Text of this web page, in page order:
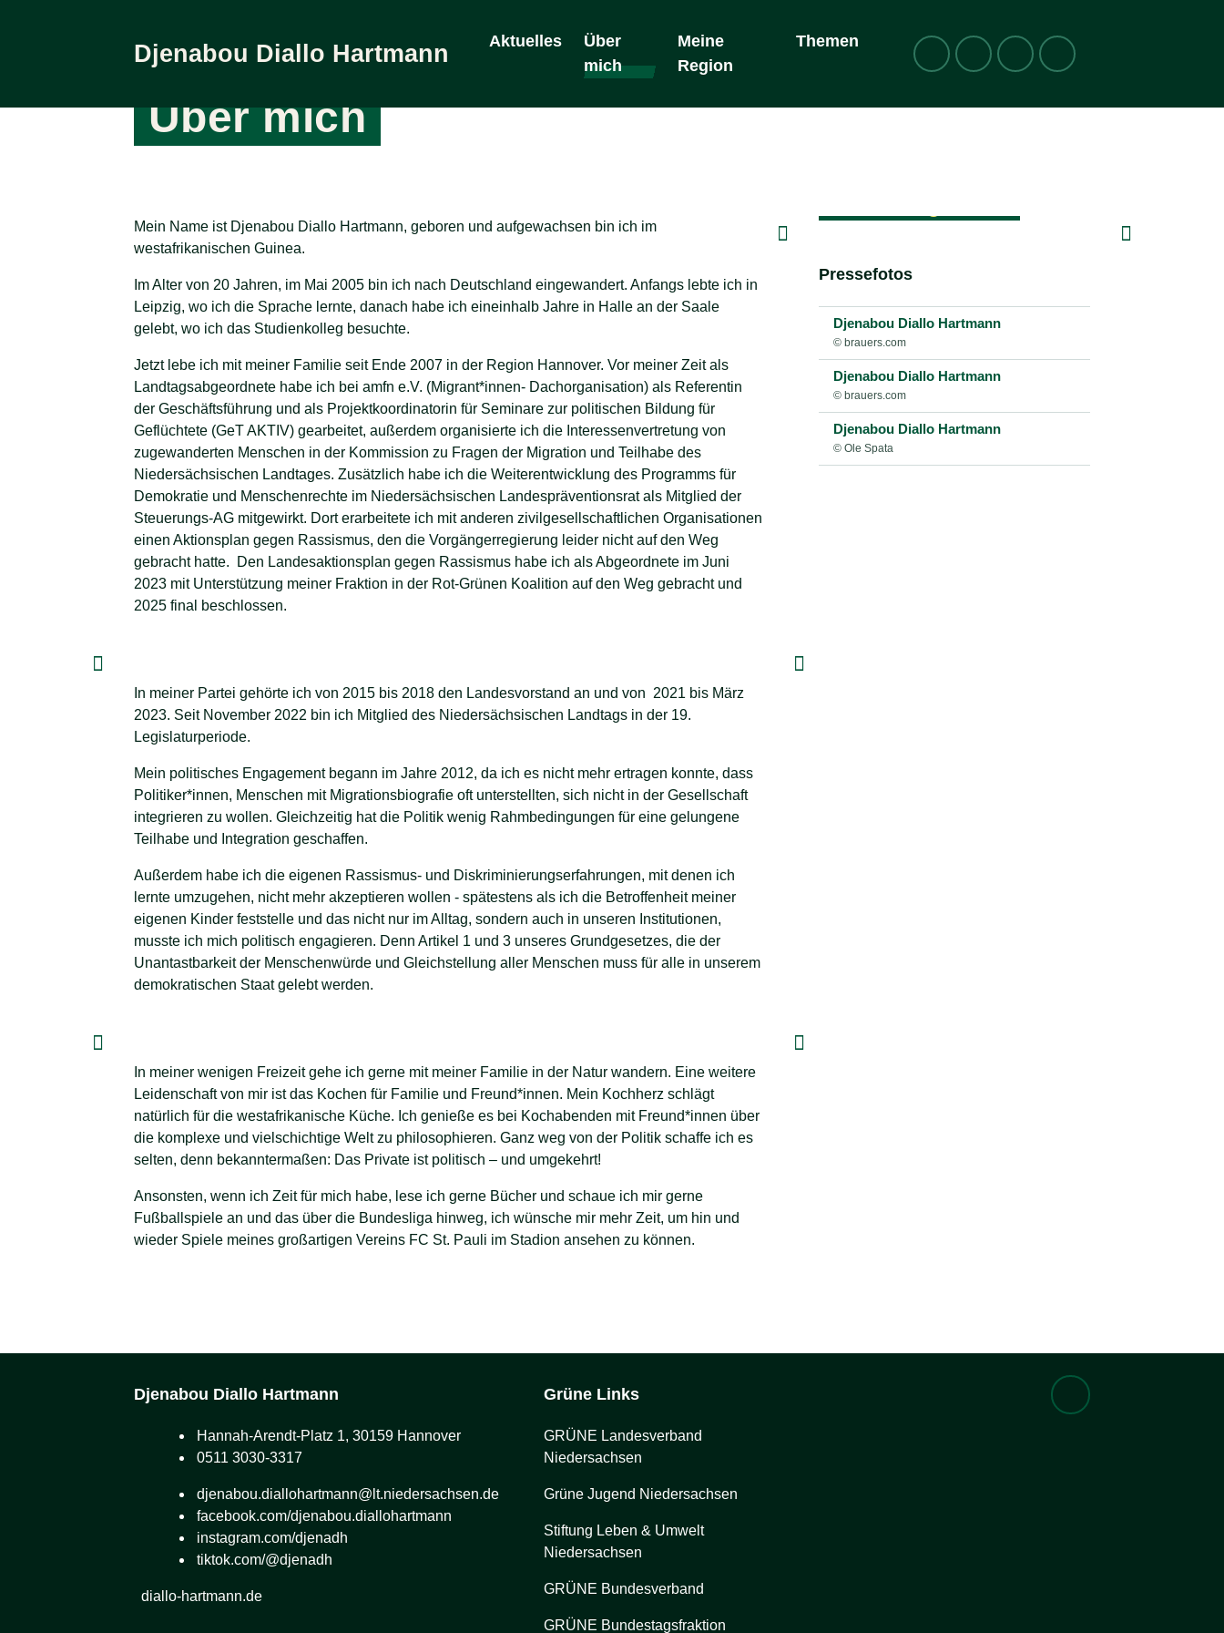
Zum Inhalt
Djenabou Diallo Hartmann Aktuelles
Über
mich
Meine
Region
Themen
KontaktDjenabou Diallo Hartmann bei
Djenabou Diallo Hartmann
Djenabou Diallo
Diallo Hartmann Über mich
Über mich
Mein Name ist Djenabou Diallo Hartmann, geboren und aufgewachsen bin ich im
westafrikanischen Guinea.
Im Alter von 20 Jahren, im Mai 2005 bin ich nach Deutschland eingewandert. Anfangs lebte ich in
Leipzig, wo ich die Sprache lernte, danach habe ich eineinhalb Jahre in Halle an der Saale
gelebt, wo ich das Studienkolleg besuchte.
Jetzt lebe ich mit meiner Familie seit Ende 2007 in der Region Hannover. Vor meiner Zeit als
Landtagsabgeordnete habe ich bei amfn e.V. (Migrant*innen- Dachorganisation) als Referentin
der Geschäftsführung und als Projektkoordinatorin für Seminare zur politischen Bildung für
Geflüchtete (GeT AKTIV) gearbeitet, außerdem organisierte ich die Interessenvertretung von
zugewanderten Menschen in der Kommission zu Fragen der Migration und Teilhabe des
Niedersächsischen Landtages. Zusätzlich habe ich die Weiterentwicklung des Programms für
Demokratie und Menschenrechte im Niedersächsischen Landespräventionsrat als Mitglied der
Steuerungs-AG mitgewirkt. Dort erarbeitete ich mit anderen zivilgesellschaftlichen Organisationen
einen Aktionsplan gegen Rassismus, den die Vorgängerregierung leider nicht auf den Weg
gebracht hatte. Den Landesaktionsplan gegen Rassismus habe ich als Abgeordnete im Juni
2023 mit Unterstützung meiner Fraktion in der Rot-Grünen Koalition auf den Weg gebracht und
2025 final beschlossen.
In meiner Partei gehörte ich von 2015 bis 2018 den Landesvorstand an und von 2021 bis März
2023. Seit November 2022 bin ich Mitglied des Niedersächsischen Landtags in der 19.
Legislaturperiode.
Mein politisches Engagement begann im Jahre 2012, da ich es nicht mehr ertragen konnte, dass
Politiker*innen, Menschen mit Migrationsbiografie oft unterstellten, sich nicht in der Gesellschaft
integrieren zu wollen. Gleichzeitig hat die Politik wenig Rahmbedingungen für eine gelungene
Teilhabe und Integration geschaffen.
Außerdem habe ich die eigenen Rassismus- und Diskriminierungserfahrungen, mit denen ich
lernte umzugehen, nicht mehr akzeptieren wollen - spätestens als ich die Betroffenheit meiner
eigenen Kinder feststelle und das nicht nur im Alltag, sondern auch in unseren Institutionen,
musste ich mich politisch engagieren. Denn Artikel 1 und 3 unseres Grundgesetzes, die der
Unantastbarkeit der Menschenwürde und Gleichstellung aller Menschen muss für alle in unserem
demokratischen Staat gelebt werden.
In meiner wenigen Freizeit gehe ich gerne mit meiner Familie in der Natur wandern. Eine weitere
Leidenschaft von mir ist das Kochen für Familie und Freund*innen. Mein Kochherz schlägt
natürlich für die westafrikanische Küche. Ich genieße es bei Kochabenden mit Freund*innen über
die komplexe und vielschichtige Welt zu philosophieren. Ganz weg von der Politik schaffe ich es
selten, denn bekanntermaßen: Das Private ist politisch – und umgekehrt!
Ansonsten, wenn ich Zeit für mich habe, lese ich gerne Bücher und schaue ich mir gerne
Fußballspiele an und das über die Bundesliga hinweg, ich wünsche mir mehr Zeit, um hin und
wieder Spiele meines großartigen Vereins FC St. Pauli im Stadion ansehen zu können.
Pressefotos
Djenabou Diallo Hartmann
© brauers.com
Djenabou Diallo Hartmann
© brauers.com
Djenabou Diallo Hartmann
© Ole Spata
Djenabou Diallo Hartmann
Hannah-Arendt-Platz 1, 30159 Hannover
0511 3030-3317
djenabou.diallohartmann@lt.niedersachsen.de
facebook.com/djenabou.diallohartmann
instagram.com/djenadh
tiktok.com/@djenadh
diallo-hartmann.de
Grüne Links
GRÜNE Landesverband
Niedersachsen
Grüne Jugend Niedersachsen
Stiftung Leben & Umwelt
Niedersachsen
GRÜNE Bundesverband
GRÜNE Bundestagsfraktion